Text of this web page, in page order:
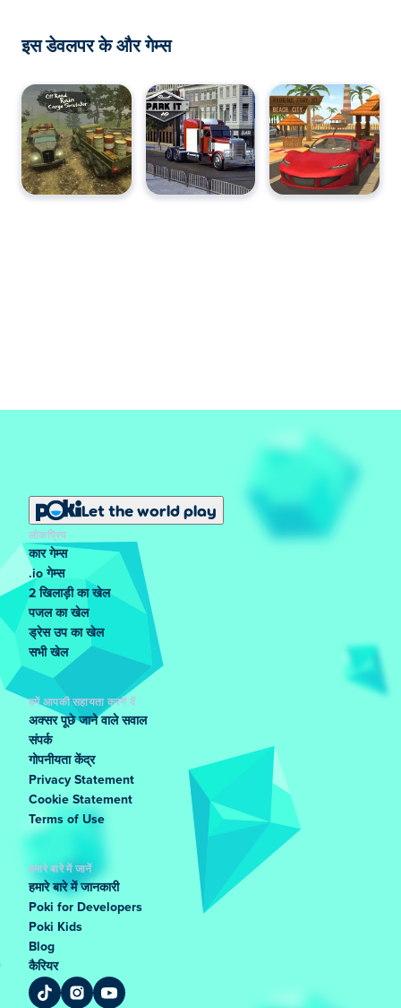
इस डेवलपर के और गेम्स
Let the world play
लोकप्रिय
कार गेम्स
.io गेम्स
2 खिलाड़ी का खेल
पजल का खेल
ड्रेस उप का खेल
सभी खेल
हमें आपकी सहायता करने दें
अक्सर पूछे जाने वाले सवाल
संपर्क
गोपनीयता केंद्र
Privacy Statement
Cookie Statement
Terms of Use
हमारे बारे में जानें
हमारे बारे में जानकारी
Poki for Developers
Poki Kids
Blog
कैरियर